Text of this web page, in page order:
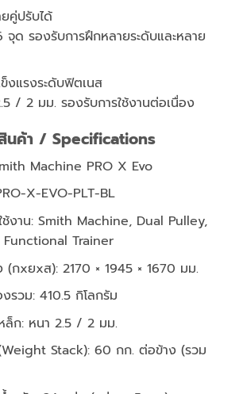
คู่ปรับได้
จุด รองรับการฝึกหลายระดับและหลาย
งแรงระดับฟิตเนส
/ 2 มม. รองรับการใช้งานต่อเนื่อง
นค้า / Specifications
Machine PRO X Evo
X-EVO-PLT-BL
ช้งาน: Smith Machine, Dual Pulley,
Functional Trainer
(กxยxส): 2170 × 1945 × 1670 มม.
รวม: 410.5 กิโลกรัม
หล็ก: หนา 2.5 / 2 มม.
Stack): 60 กก. ต่อข้าง (รวม